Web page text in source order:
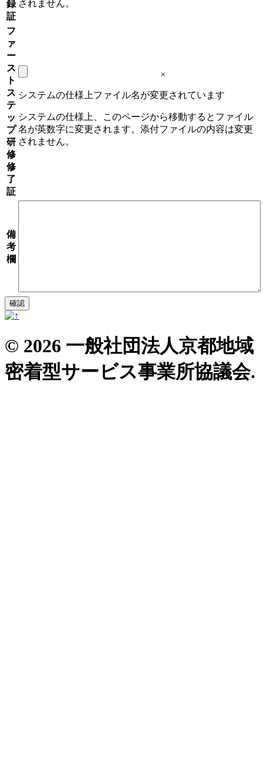
録
証
されません。
フ
ァ
ー
ス
ト
ス
テ
ッ
プ
研
修
修
了
証
×
システムの仕様上ファイル名が変更されています
システムの仕様上、このページから移動するとファイル
名が英数字に変更されます。添付ファイルの内容は変更
されません。
備
考
欄
© 2026 一般社団法人京都地域
密着型サービス事業所協議会.